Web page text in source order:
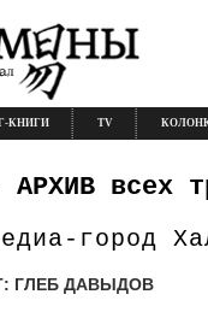
КНИГИ TV
всех
город
ГЛЕБ ДАВЫДОВ